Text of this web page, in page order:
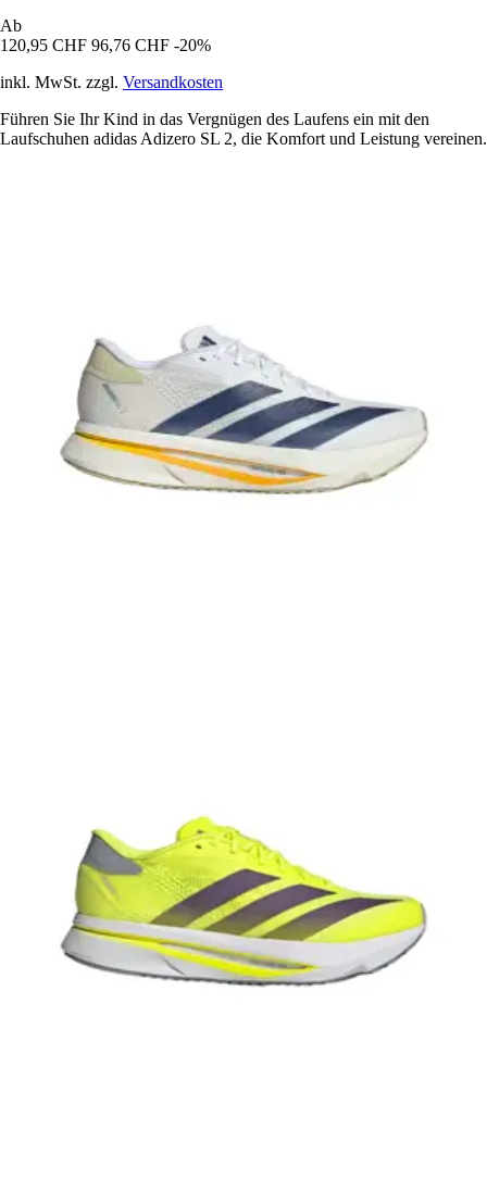
Ab
120,95 CHF 96,76 CHF -20%
inkl. MwSt. zzgl. Versandkosten
Führen Sie Ihr Kind in das Vergnügen des Laufens ein mit den
Laufschuhen adidas Adizero SL 2, die Komfort und Leistung vereinen.